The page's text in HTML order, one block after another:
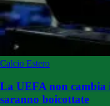
Calcio Estero
La UEFA non cambia
saranno boicottate